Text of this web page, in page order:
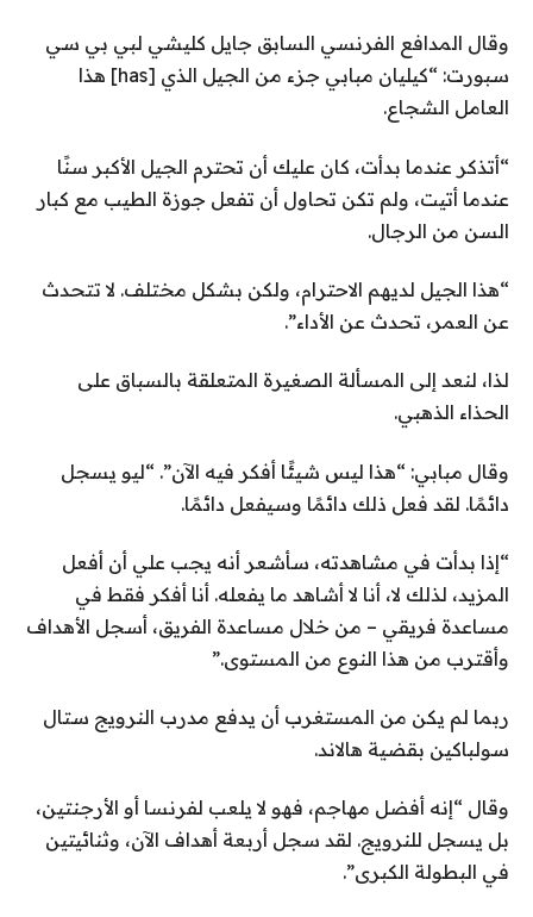
وقال المدافع الفرنسي السابق جايل كليشي لبي بي سي
سبورت: “كيليان مبابي جزء من الجيل الذي [has] هذا
العامل الشجاع.
“أتذكر عندما بدأت، كان عليك أن تحترم الجيل الأكبر سنًا
عندما أتيت، ولم تكن تحاول أن تفعل جوزة الطيب مع كبار
السن من الرجال.
“هذا الجيل لديهم الاحترام، ولكن بشكل مختلف. لا تتحدث
عن العمر، تحدث عن الأداء”.
لذا، لنعد إلى المسألة الصغيرة المتعلقة بالسباق على
الحذاء الذهبي.
وقال مبابي: “هذا ليس شيئًا أفكر فيه الآن”. “ليو يسجل
دائمًا. لقد فعل ذلك دائمًا وسيفعل دائمًا.
“إذا بدأت في مشاهدته، سأشعر أنه يجب علي أن أفعل
المزيد، لذلك لا، أنا لا أشاهد ما يفعله. أنا أفكر فقط في
مساعدة فريقي – من خلال مساعدة الفريق، أسجل الأهداف
وأقترب من هذا النوع من المستوى.”
ربما لم يكن من المستغرب أن يدفع مدرب النرويج ستال
سولباكين بقضية هالاند.
وقال “إنه أفضل مهاجم، فهو لا يلعب لفرنسا أو الأرجنتين،
بل يسجل للنرويج. لقد سجل أربعة أهداف الآن، وثنائيتين
في البطولة الكبرى”.